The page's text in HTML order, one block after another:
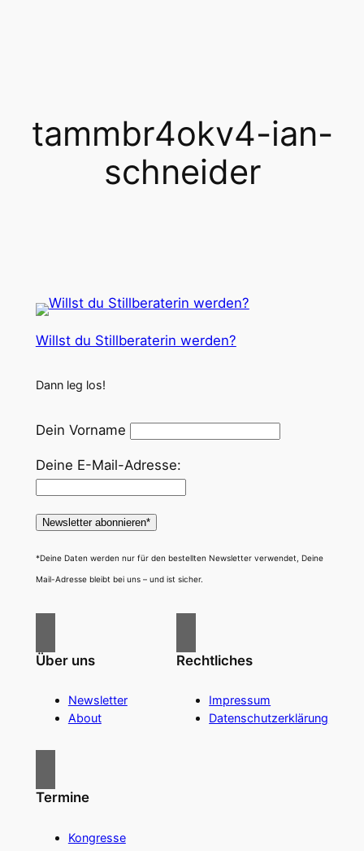
tammbr4okv4-ian-
schneider
Willst du Stillberaterin werden?
Dann leg los!
Dein Vorname
Deine E-Mail-Adresse:
*Deine Daten werden nur für den bestellten Newsletter verwendet, Deine
Mail-Adresse bleibt bei uns – und ist sicher.
Über uns
Newsletter
About
Rechtliches
Impressum
Datenschutzerklärung
Termine
Kongresse